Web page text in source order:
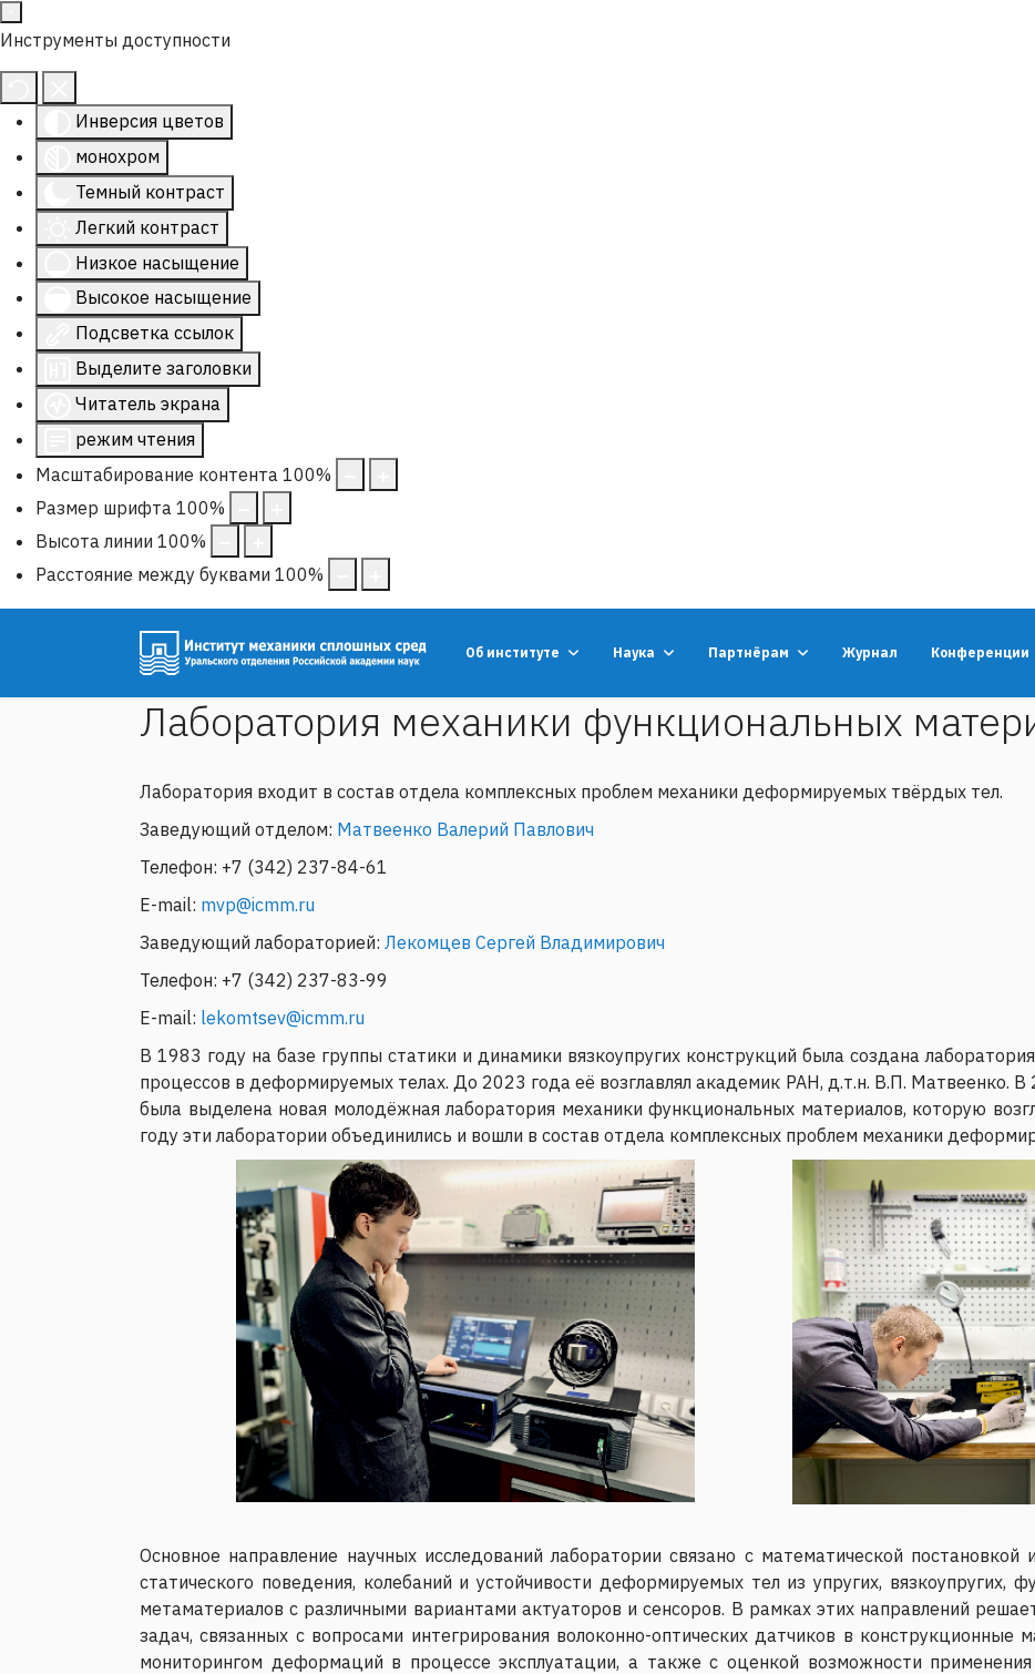
Инструменты доступности
Инверсия цветов
монохром
Темный контраст
Легкий контраст
Низкое насыщение
Высокое насыщение
Подсветка ссылок
Выделите заголовки
Читатель экрана
режим чтения
Масштабирование контента 100%
Размер шрифта 100%
Высота линии 100%
Расстояние между буквами 100%
Об институте Наука Партнёрам Журнал Конференции
Лаборатория механики функциональных
Лаборатория входит в состав отдела комплексных проблем механики деформируемых твёрдых тел.
Заведующий отделом: Матвеенко Валерий Павлович
Телефон: +7 (342) 237-84-61
E-mail: mvp@icmm.ru
Заведующий лабораторией: Лекомцев Сергей Владимирович
Телефон: +7 (342) 237-83-99
E-mail: lekomtsev@icmm.ru
В 1983 году на базе группы статики и динамики вязкоупругих конструкций была создана
процессов в деформируемых телах. До 2023 года её возглавлял академик РАН, д.т.н. В.П. Матвеенко. В
была выделена новая молодёжная лаборатория механики функциональных материалов, которую
году эти лаборатории объединились и вошли в состав отдела комплексных проблем механики
Основное направление научных исследований лаборатории связано с математической
статического поведения, колебаний и устойчивости деформируемых тел из упругих, вязкоупругих,
метаматериалов с различными вариантами актуаторов и сенсоров. В рамках этих направлений
задач, связанных с вопросами интегрирования волоконно-оптических датчиков в конструкционные
мониторингом деформаций в процессе эксплуатации, а также с оценкой возможности